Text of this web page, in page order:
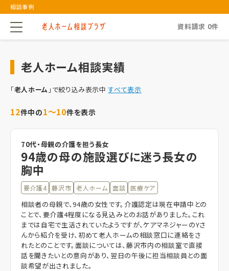
相談事例
資料請求 0件
老人ホーム相談実績
「老人ホーム 」で絞り込み表示中すべて表示
12件中の1～10件を表示
70代・母親の介護を担う長女
94歳の母の施設選びに迷う長女の
胸中
要介護4 藤沢市 老人ホーム 面談 医療ケア
相談者の母親で、94歳の女性です。介護認定は現在申請中との
ことで、要介護4程度になる見込みとのお話がありました。これ
までは自宅で生活されていたようですが、ケアマネジャーのYさ
んから紹介を受け、初めて老人ホームの相談窓口に連絡をさ
れたとのことです。面談については、藤沢市内の相談室で直接
話を聞きたいとの意向があり、翌日の午後に担当相談員との面
談希望が出されました。